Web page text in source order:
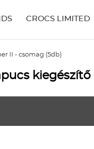
CROCS LIMITED
II - csomag (5db)
kiegészítő